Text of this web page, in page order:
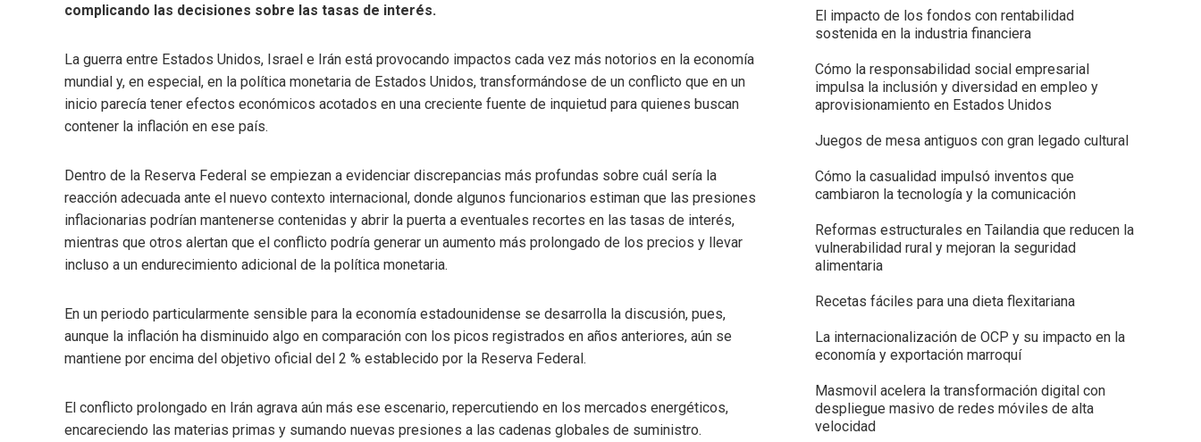
complicando las decisiones sobre las tasas de interés.
La guerra entre Estados Unidos, Israel e Irán está provocando impactos cada vez más notorios en la economía
mundial y, en especial, en la política monetaria de Estados Unidos, transformándose de un conflicto que en un
inicio parecía tener efectos económicos acotados en una creciente fuente de inquietud para quienes buscan
contener la inflación en ese país.
Dentro de la Reserva Federal se empiezan a evidenciar discrepancias más profundas sobre cuál sería la
reacción adecuada ante el nuevo contexto internacional, donde algunos funcionarios estiman que las presiones
inflacionarias podrían mantenerse contenidas y abrir la puerta a eventuales recortes en las tasas de interés,
mientras que otros alertan que el conflicto podría generar un aumento más prolongado de los precios y llevar
incluso a un endurecimiento adicional de la política monetaria.
En un periodo particularmente sensible para la economía estadounidense se desarrolla la discusión, pues,
aunque la inflación ha disminuido algo en comparación con los picos registrados en años anteriores, aún se
mantiene por encima del objetivo oficial del 2 % establecido por la Reserva Federal.
El conflicto prolongado en Irán agrava aún más ese escenario, repercutiendo en los mercados energéticos,
encareciendo las materias primas y sumando nuevas presiones a las cadenas globales de suministro.
El impacto de los fondos con rentabilidad
sostenida en la industria financiera
Cómo la responsabilidad social empresarial
impulsa la inclusión y diversidad en empleo y
aprovisionamiento en Estados Unidos
Juegos de mesa antiguos con gran legado cultural
Cómo la casualidad impulsó inventos que
cambiaron la tecnología y la comunicación
Reformas estructurales en Tailandia que reducen la
vulnerabilidad rural y mejoran la seguridad
alimentaria
Recetas fáciles para una dieta flexitariana
La internacionalización de OCP y su impacto en la
economía y exportación marroquí
Masmovil acelera la transformación digital con
despliegue masivo de redes móviles de alta
velocidad